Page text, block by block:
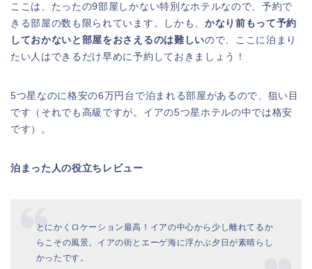
ここは、たったの9部屋しかない特別なホテルなので、予約で
きる部屋の数も限られています。しかも、 かなり前もって予約
しておかないと部屋をおさえるのは難しいので、ここに泊まり
たい人はできるだけ早めに予約しておきましょう！
5つ星なのに格安の6万円台で泊まれる部屋があるので、狙い目
です（それでも高級ですが。イアの5つ星ホテルの中では格安
です）。
泊まった人の役立ちレビュー
とにかくロケーション最高！イアの中心から少し離れてるか
らこその風景。イアの街とエーゲ海に浮かぶ夕日が素晴らし
かったです。